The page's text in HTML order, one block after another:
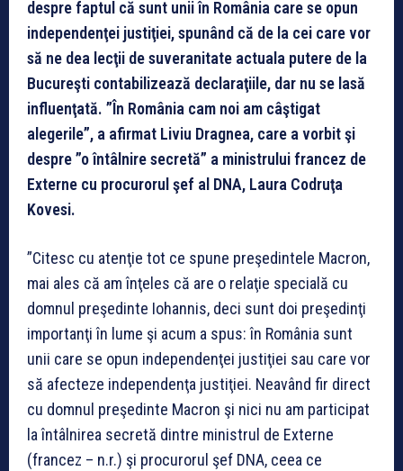
despre faptul că sunt unii în România care se opun
independenţei justiţiei, spunând că de la cei care vor
să ne dea lecţii de suveranitate actuala putere de la
Bucureşti contabilizează declaraţiile, dar nu se lasă
influenţată. ”În România cam noi am câştigat
alegerile”, a afirmat Liviu Dragnea, care a vorbit şi
despre ”o întâlnire secretă” a ministrului francez de
Externe cu procurorul şef al DNA, Laura Codruţa
Kovesi.
”Citesc cu atenţie tot ce spune preşedintele Macron,
mai ales că am înţeles că are o relaţie specială cu
domnul preşedinte Iohannis, deci sunt doi preşedinţi
importanţi în lume şi acum a spus: în România sunt
unii care se opun independenţei justiţiei sau care vor
să afecteze independenţa justiţiei. Neavând fir direct
cu domnul preşedinte Macron şi nici nu am participat
la întâlnirea secretă dintre ministrul de Externe
(francez – n.r.) şi procurorul şef DNA, ceea ce